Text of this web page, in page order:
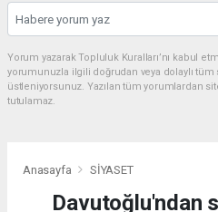
Yorum yazarak Topluluk Kuralları’nı kabul
yorumunuzla ilgili doğrudan veya dolaylı tüm
üstleniyorsunuz. Yazılan tüm yorumlardan
tutulamaz.
Anasayfa SİYASET
Davutoğlu'ndan